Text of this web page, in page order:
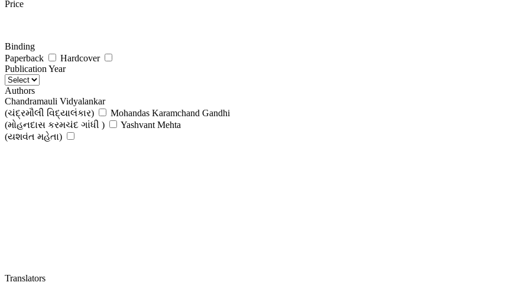
Price
Binding
Paperback
Hardcover
Publication Year
Authors
Chandramauli Vidyalankar
(ચંદ્રમૌલી વિદ્યાલંકાર)
Mohandas Karamchand Gandhi
(મોહનદાસ કરમચંદ ગાંધી )
Yashvant Mehta
(યશવંત મહેતા)
Translators